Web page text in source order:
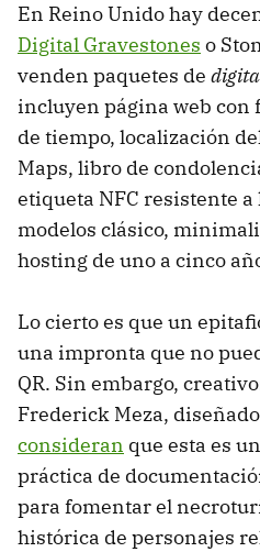
En Reino Unido hay
Digital Gravestones o
venden paquetes de
incluyen página web con
de tiempo, localización
Maps, libro de
etiqueta NFC resistente
modelos clásico,
hosting de uno a cinco
Lo cierto es que un
una impronta que no
QR. Sin embargo,
Frederick Meza,
consideran que esta es
práctica de
para fomentar el
histórica de personajes